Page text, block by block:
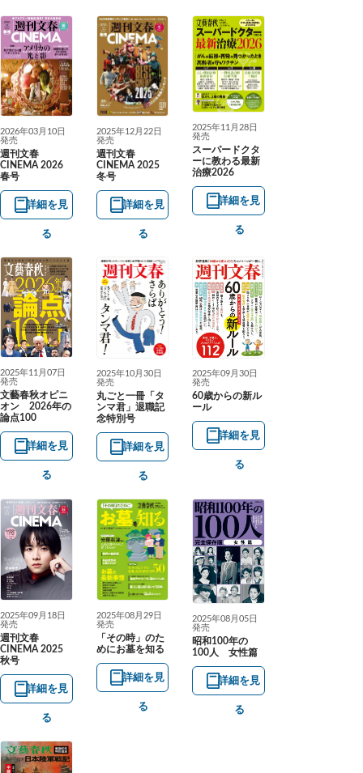
2026年03月10日
発売
週刊文春
CINEMA 2026
春号
詳細を見
る
2025年12月22日
発売
週刊文春
CINEMA 2025
冬号
詳細を見
る
2025年11月28日
発売
スーパードクタ
ーに教わる最新
治療2026
詳細を見
る
2025年11月07日
発売
文藝春秋オピニ
オン 2026年の
論点100
詳細を見
る
2025年10月30日
発売
丸ごと一冊「タ
ンマ君」退職記
念特別号
詳細を見
る
2025年09月30日
発売
60歳からの新ル
ール
詳細を見
る
2025年09月18日
発売
週刊文春
CINEMA 2025
秋号
詳細を見
る
2025年08月29日
発売
「その時」のた
めにお墓を知る
詳細を見
る
2025年08月05日
発売
昭和100年の
100人 女性篇
詳細を見
る